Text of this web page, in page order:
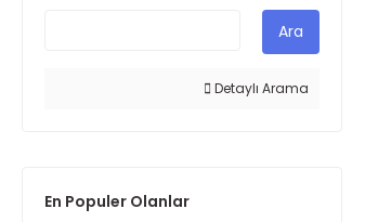
Ara
Detaylı Arama
En Populer Olanlar